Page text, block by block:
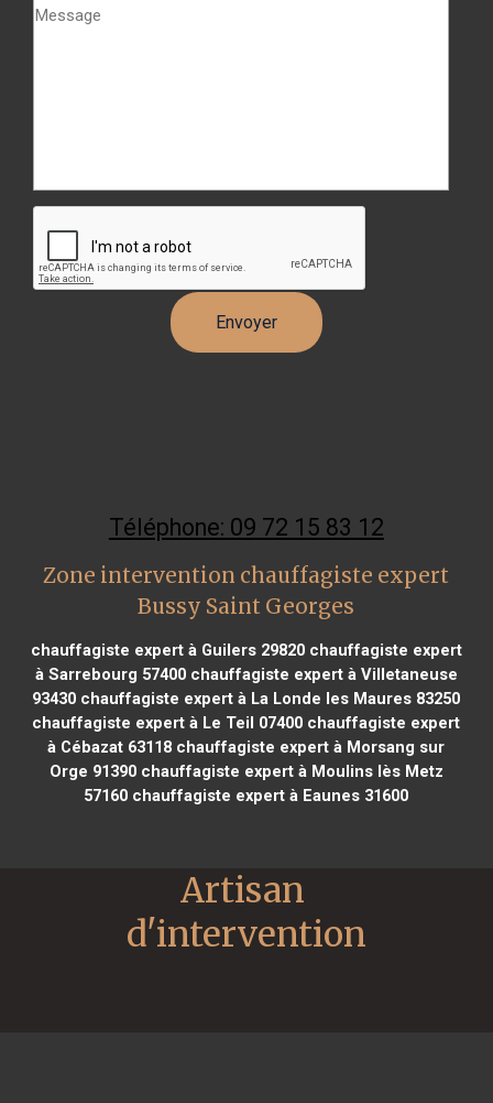
Téléphone: 09 72 15 83 12
Zone intervention chauffagiste expert
Bussy Saint Georges
chauffagiste expert à Guilers 29820chauffagiste expert
à Sarrebourg 57400chauffagiste expert à Villetaneuse
93430 chauffagiste expert à La Londe les Maures 83250
chauffagiste expert à Le Teil 07400 chauffagiste expert
à Cébazat 63118 chauffagiste expert à Morsang sur
Orge 91390chauffagiste expert à Moulins lès Metz
57160 chauffagiste expert à Eaunes 31600
Artisan
d'intervention